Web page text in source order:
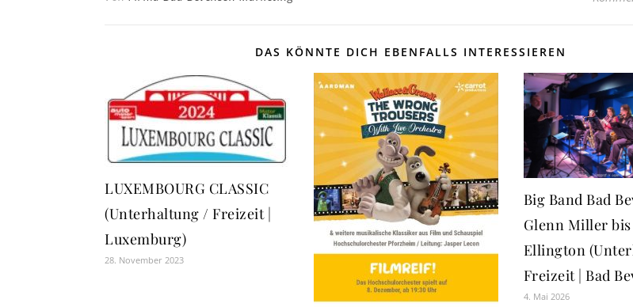
DAS KÖNNTE DICH EBENFALLS INTERESSIEREN
LUXEMBOURG CLASSIC
(Unterhaltung / Freizeit |
Luxemburg)
28. November 2023
Big Band Bad
Glenn Miller
Ellington
Freizeit | Bad
4. Mai 2026